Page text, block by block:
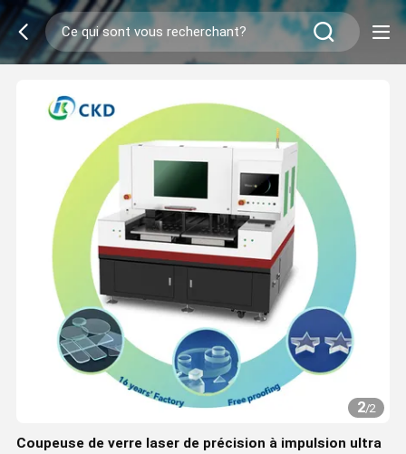
2/2
Coupeuse de verre laser de précision à impulsion ultra